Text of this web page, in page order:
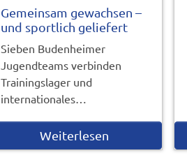
Gemeinsam gewachsen –
und sportlich geliefert
Sieben Budenheimer
Jugendteams verbinden
Trainingslager und
internationales…
Weiterlesen